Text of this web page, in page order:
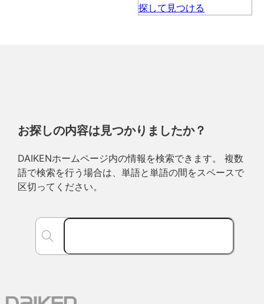
お探しの内容は見つかりましたか？
DAIKENホームページ内の情報を検索できます。 複数
語で検索を行う場合は、単語と単語の間をスペースで
区切ってください。